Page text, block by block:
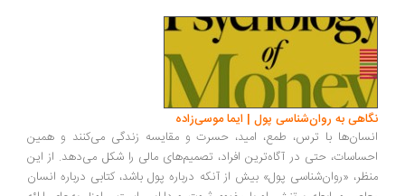
به روان‌شناسی پول | ایما موسی‌زاده
با ترس، طمع، امید، حسرت و مقایسه زندگی می‌کنند و همین
حتی در آگاه‌ترین افراد، تصمیم‌های مالی را شکل می‌دهد. از این
«روان‌شناسی پول» بیش از آنکه درباره پول باشد، کتابی درباره انسان